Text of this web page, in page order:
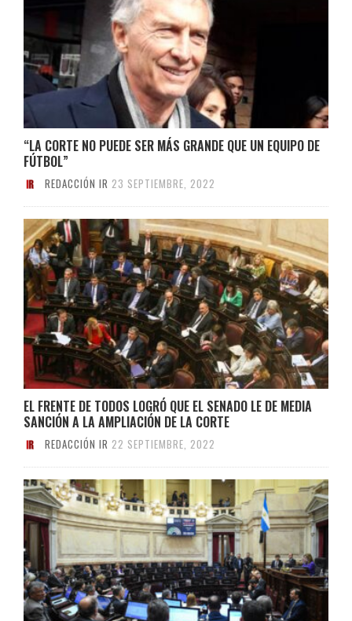
“LA CORTE NO PUEDE SER MÁS GRANDE QUE UN EQUIPO DE
FÚTBOL”
REDACCIÓN IR 23 SEPTIEMBRE, 2022
EL FRENTE DE TODOS LOGRÓ QUE EL SENADO LE DE MEDIA
SANCIÓN A LA AMPLIACIÓN DE LA CORTE
REDACCIÓN IR 22 SEPTIEMBRE, 2022